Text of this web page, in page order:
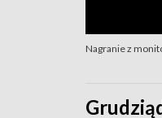
Nagranie z